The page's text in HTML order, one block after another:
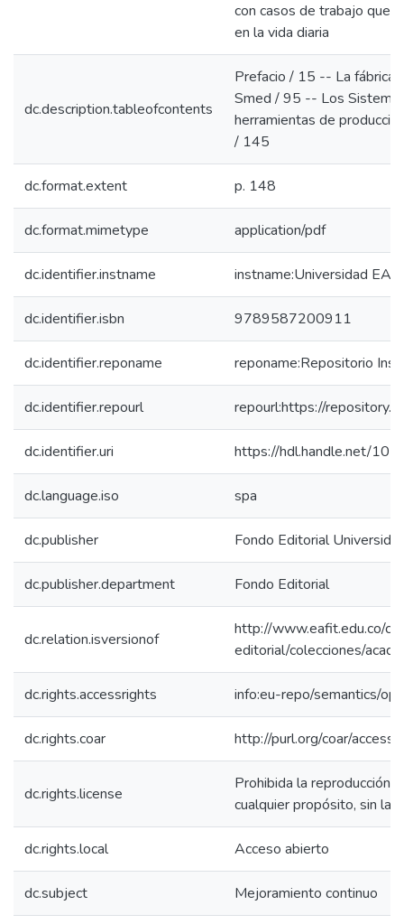
con casos de trabajo que
en la vida diaria
dc.description.tableofcontents
Prefacio / 15 -- La
Smed / 95 -- Los
herramientas de
/ 145
dc.format.extent p. 148
dc.format.mimetype application/pdf
dc.identifier.instname instname:Universidad
dc.identifier.isbn 9789587200911
dc.identifier.reponame reponame:Repositorio
dc.identifier.repourl repourl:https://
dc.identifier.uri https://hdl.handle.net/
dc.language.iso spa
dc.publisher Fondo Editorial
dc.publisher.department Fondo Editorial
dc.relation.isversionof
http://www.eafit.edu.co/
editorial/colecciones/
dc.rights.accessrights info:eu-repo/semantics/
dc.rights.coar http://purl.org/coar/
dc.rights.license
Prohibida la reproducción
cualquier propósito, sin la
dc.rights.local Acceso abierto
dc.subject Mejoramiento continuo